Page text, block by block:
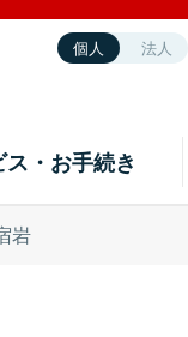
個人 法人
・お手続き
岩